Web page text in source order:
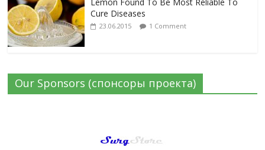
Cure Diseases
23.06.2015 1 Comment
Our Sponsors (спонсоры проекта)